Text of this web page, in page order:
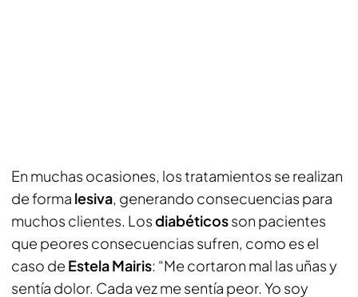
En muchas ocasiones, los tratamientos se realizan
de forma lesiva, generando consecuencias para
muchos clientes. Losdiabéticosson pacientes
que peores consecuencias sufren, como es el
caso de Estela Mairis: “Me cortaron mal las uñas y
sentía dolor. Cada vez me sentía peor. Yo soy